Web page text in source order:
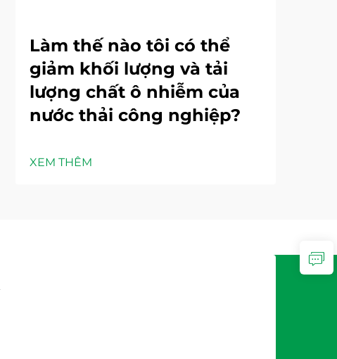
Làm thế nào tôi có thể
giảm khối lượng và tải
lượng chất ô nhiễm của
nước thải công nghiệp?
XEM THÊM